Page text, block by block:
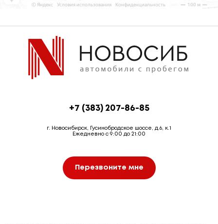
+7 (383) 207-86-85
г. Новосибирск, Гусинобродское шоссе, д.6, к.1
Ежедневно с 9:00 до 21:00
Перезвоните мне